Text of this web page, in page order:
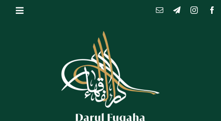
Skip
[learndash_login login_label=”تسجيل